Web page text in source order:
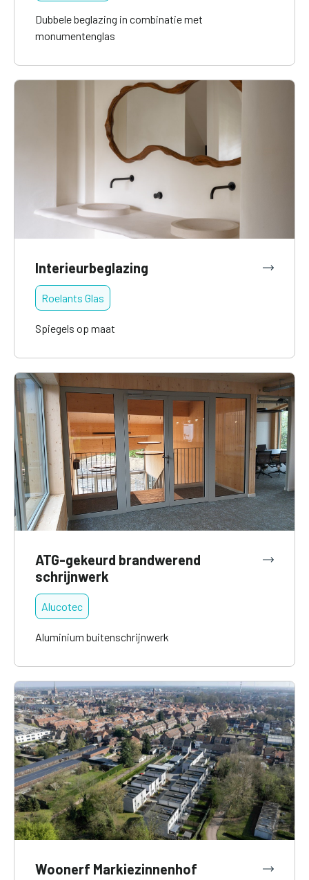
Dubbele beglazing in combinatie met
monumentenglas
Interieurbeglazing
Roelants Glas
Spiegels op maat
ATG-gekeurd brandwerend
schrijnwerk
Alucotec
Aluminium buitenschrijnwerk
Woonerf Markiezinnenhof